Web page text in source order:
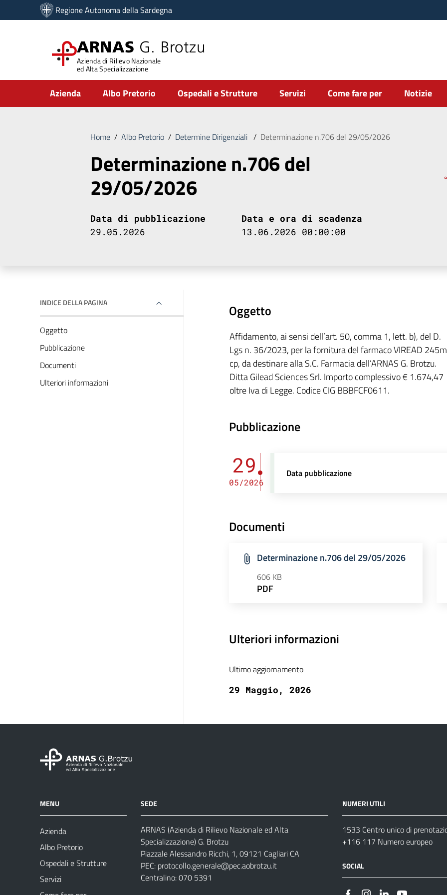
Vai ai contenuti
Vai al menu di navigazione
Regione Autonoma della Sardegna
ARNAS G. Brotzu
Azienda di Rilievo Nazionale
ed Alta Specializzazione
Submenu
Azienda Albo Pretorio Ospedali e Strutture Servizi Come fare per Notizie
Home / Albo Pretorio / Determine Dirigenziali / Determinazione n.706 del 29/05/2026
Determinazione n.706 del
29/05/2026
Data di pubblicazione
29.05.2026
Data e ora di scadenza
13.06.2026 00:00:00
INDICE DELLA PAGINA
Oggetto
Pubblicazione
Documenti
Ulteriori informazioni
Oggetto
Affidamento, ai sensi dell’art. 50, comma 1, lett. b), del D.
Lgs n. 36/2023, per la fornitura del farmaco VIREAD
cp, da destinare alla S.C. Farmacia dell’ARNAS G. Brotzu.
Ditta Gilead Sciences Srl. Importo complessivo € 1.674,47
oltre Iva di Legge. Codice CIG BBBFCF0611.
Pubblicazione
29
05/2026
Data pubblicazione
Documenti
Determinazione n.706 del 29/05/2026
606 KB
PDF
Ulteriori informazioni
Ultimo aggiornamento
29 Maggio, 2026
MENU
Azienda
Albo Pretorio
Ospedali e Strutture
Servizi
SEDE
ARNAS (Azienda di Rilievo Nazionale ed Alta
Specializzazione) G. Brotzu
Piazzale Alessandro Ricchi, 1, 09121 Cagliari CA
PEC: protocollo.generale@pec.aobrotzu.it
Centralino: 070 5391
NUMERI UTILI
1533 Centro unico di
+116 117 Numero europeo
SOCIAL